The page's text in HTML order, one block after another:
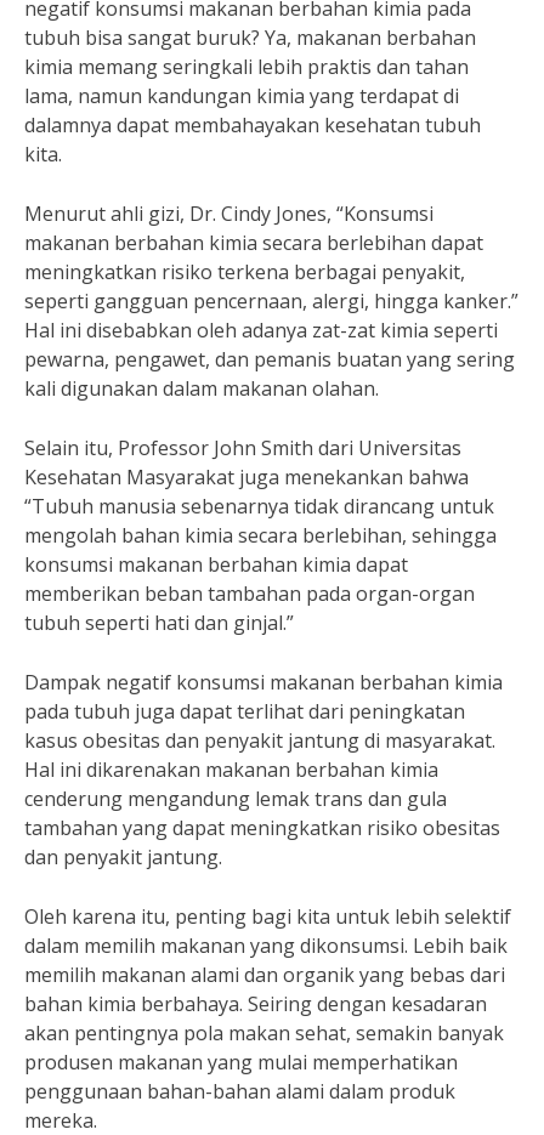
negatif konsumsi makanan berbahan kimia pada
tubuh bisa sangat buruk? Ya, makanan berbahan
kimia memang seringkali lebih praktis dan tahan
lama, namun kandungan kimia yang terdapat di
dalamnya dapat membahayakan kesehatan tubuh
kita.
Menurut ahli gizi, Dr. Cindy Jones, “Konsumsi
makanan berbahan kimia secara berlebihan dapat
meningkatkan risiko terkena berbagai penyakit,
seperti gangguan pencernaan, alergi, hingga kanker.”
Hal ini disebabkan oleh adanya zat-zat kimia seperti
pewarna, pengawet, dan pemanis buatan yang sering
kali digunakan dalam makanan olahan.
Selain itu, Professor John Smith dari Universitas
Kesehatan Masyarakat juga menekankan bahwa
“Tubuh manusia sebenarnya tidak dirancang untuk
mengolah bahan kimia secara berlebihan, sehingga
konsumsi makanan berbahan kimia dapat
memberikan beban tambahan pada organ-organ
tubuh seperti hati dan ginjal.”
Dampak negatif konsumsi makanan berbahan kimia
pada tubuh juga dapat terlihat dari peningkatan
kasus obesitas dan penyakit jantung di masyarakat.
Hal ini dikarenakan makanan berbahan kimia
cenderung mengandung lemak trans dan gula
tambahan yang dapat meningkatkan risiko obesitas
dan penyakit jantung.
Oleh karena itu, penting bagi kita untuk lebih selektif
dalam memilih makanan yang dikonsumsi. Lebih baik
memilih makanan alami dan organik yang bebas dari
bahan kimia berbahaya. Seiring dengan kesadaran
akan pentingnya pola makan sehat, semakin banyak
produsen makanan yang mulai memperhatikan
penggunaan bahan-bahan alami dalam produk
mereka.